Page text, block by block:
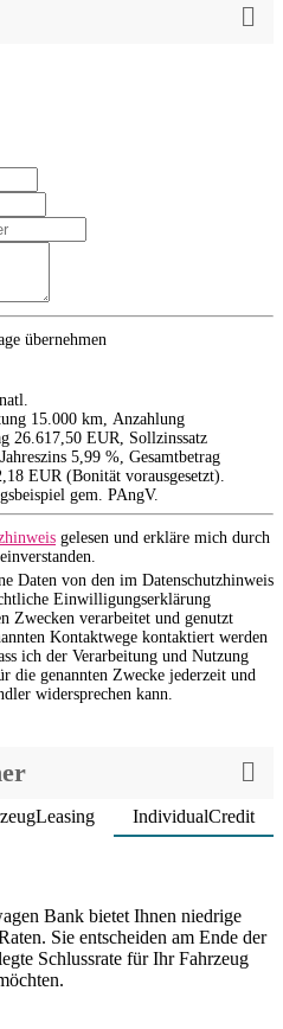
übernehmen
15.000 km, Anzahlung
26.617,50 EUR, Sollzinssatz
5,99 %, Gesamtbetrag
EUR (Bonität vorausgesetzt).
gem. PAngV.
gelesen und erkläre mich durch
Daten von den im Datenschutzhinweis
Einwilligungserklärung
und genutzt
Kontaktwege kontaktiert werden
ich der Verarbeitung und Nutzung
widersprechen kann.
IndividualCredit
Bank bietet Ihnen niedrige
Sie entscheiden am Ende der
Schlussrate für Ihr Fahrzeug